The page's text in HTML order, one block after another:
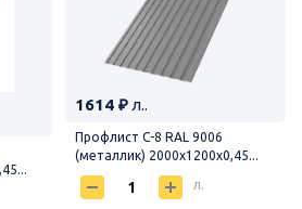
1614 ₽ л..
Профлист С-8 RAL 9006
(металлик) 2000х1200х0,45...
л.